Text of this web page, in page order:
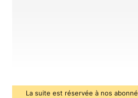
La suite est réservée à nos